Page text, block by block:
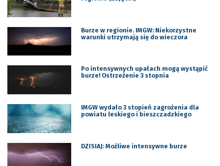
Burze w regionie. IMGW: Niekorzystne
warunki utrzymają się do wieczora
Po intensywnych upałach mogą wystąpić
burze! Ostrzeżenie 3 stopnia
IMGW wydało 3 stopień zagrożenia dla
powiatu leskiego i bieszczadzkiego
DZISIAJ: Możliwe intensywne burze